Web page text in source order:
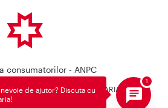
consumatorilor - ANPC
de Sanatate REGINA MARIA.
drepturile rezervate.
nevoie de ajutor? Discuta cu